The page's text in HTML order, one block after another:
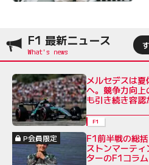
F1 最新ニュース
メルセデスは
へ。競争力向
も引き続き容認
F1
P会員限定
F1前半戦の総
ストンマーテ
ターのF1コラム